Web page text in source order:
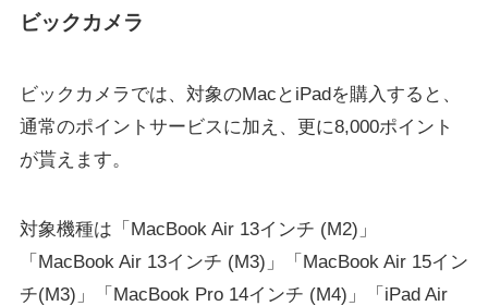
ビックカメラ
ビックカメラでは、対象のMacとiPadを購入すると、
通常のポイントサービスに加え、更に8,000ポイント
が貰えます。
対象機種は「MacBook Air 13インチ (M2)」
「MacBook Air 13インチ (M3)」「MacBook Air 15イン
チ(M3)」「MacBook Pro 14インチ (M4)」「iPad Air